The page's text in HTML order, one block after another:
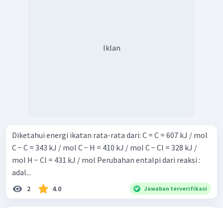
Iklan
Diketahui energi ikatan rata-rata dari: C = C = 607 kJ / mol
C − C = 343 kJ / mol C − H = 410 kJ / mol C − Cl = 328 kJ /
mol H − Cl = 431 kJ / mol Perubahan entalpi dari reaksi :
adal...
2 4.0 Jawaban terverifikasi